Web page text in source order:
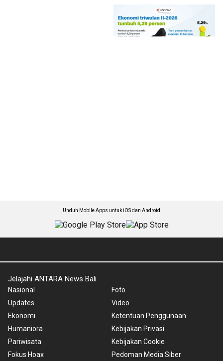
Unduh Mobile Apps untuk iOS dan Android
Jelajahi ANTARA News Bali
Nasional
Updates
Ekonomi
Humaniora
Pariwisata
Fokus Hoax
Foto
Video
Ketentuan Penggunaan
Kebijakan Privasi
Kebijakan Cookie
Pedoman Media Siber